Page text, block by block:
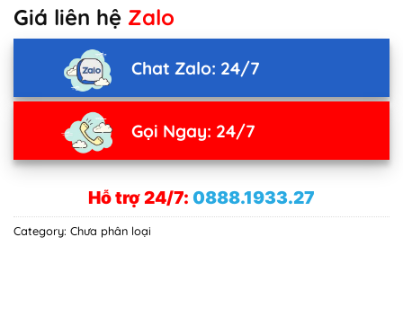
Giá liên hệ Zalo
Chat Zalo: 24/7
Gọi Ngay: 24/7
Hỗ trợ 24/7: 0888.1933.27
Category: Chưa phân loại